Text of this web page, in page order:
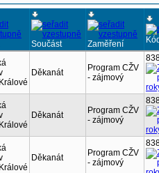
Součást Zaměření
Děkanát
Program CŽV
- zájmový
Děkanát
Program CŽV
- zájmový
Děkanát
Program CŽV
- zájmový